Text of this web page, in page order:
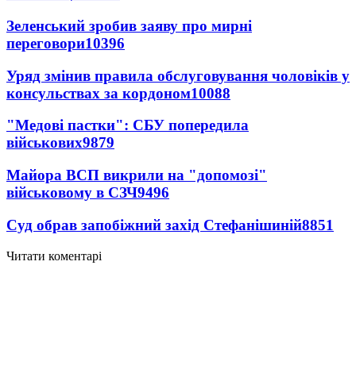
Зеленський зробив заяву про мирні
переговори10396
Уряд змінив правила обслуговування чоловіків у
консульствах за кордоном10088
"Медові пастки": СБУ попередила
військових9879
Майора ВСП викрили на "допомозі"
військовому в СЗЧ9496
Суд обрав запобіжний захід Стефанішиній8851
Читати коментарі